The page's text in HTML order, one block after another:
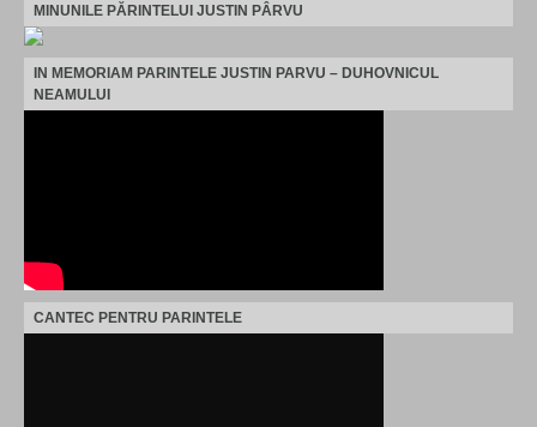
MINUNILE PĂRINTELUI JUSTIN PÂRVU
IN MEMORIAM PARINTELE JUSTIN PARVU – DUHOVNICUL
NEAMULUI
CANTEC PENTRU PARINTELE